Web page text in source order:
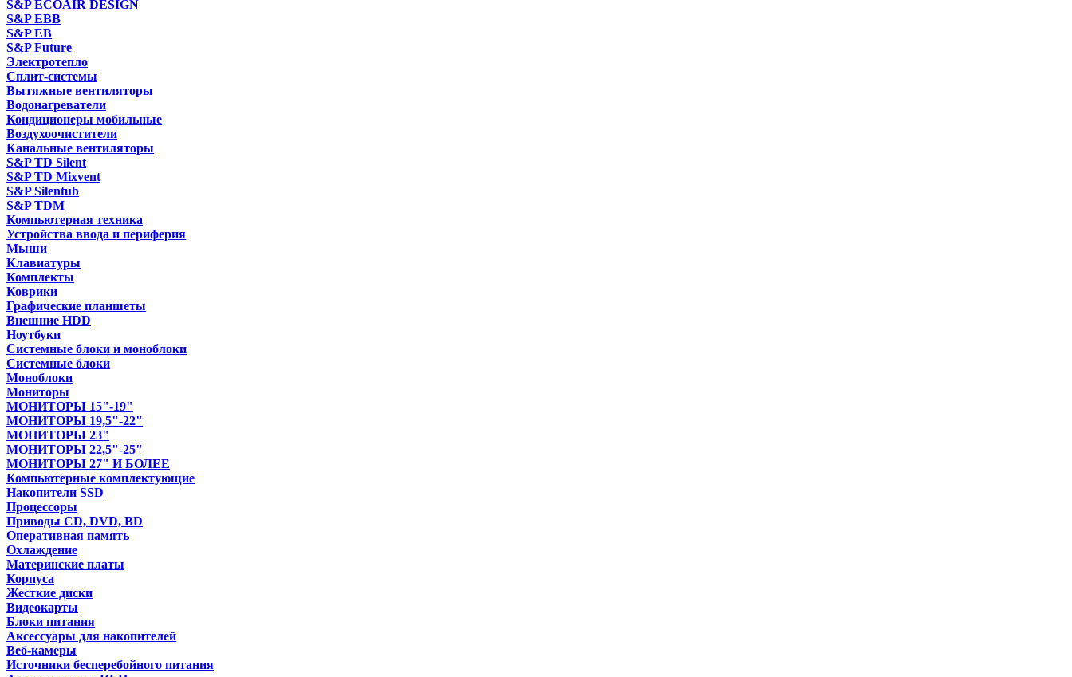
S&P ECOAIR DESIGN
S&P EBB
S&P EB
S&P Future
Электротепло
Сплит-системы
Вытяжные вентиляторы
Водонагреватели
Кондиционеры мобильные
Воздухоочистители
Канальные вентиляторы
S&P TD Silent
S&P TD Mixvent
S&P Silentub
S&P TDM
Компьютерная техника
Устройства ввода и периферия
Мыши
Клавиатуры
Комплекты
Коврики
Графические планшеты
Внешние HDD
Ноутбуки
Системные блоки и моноблоки
Системные блоки
Моноблоки
Мониторы
МОНИТОРЫ 15"-19"
МОНИТОРЫ 19,5"-22"
МОНИТОРЫ 23"
МОНИТОРЫ 22,5"-25"
МОНИТОРЫ 27" И БОЛЕЕ
Компьютерные комплектующие
Накопители SSD
Процессоры
Приводы CD, DVD, BD
Оперативная память
Охлаждение
Материнские платы
Корпуса
Жесткие диски
Видеокарты
Блоки питания
Аксессуары для накопителей
Веб-камеры
Источники бесперебойного питания